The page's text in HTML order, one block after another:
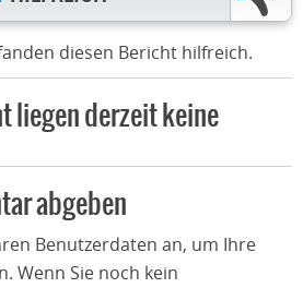
diesen Bericht hilfreich.
liegen derzeit keine
abgeben
Benutzerdaten an, um Ihre
Wenn Sie noch kein